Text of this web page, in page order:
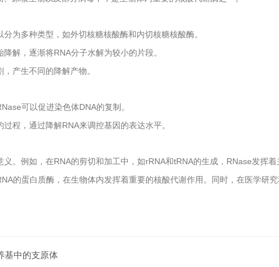
分为多种类型，如外切核糖核酸酶和内切核糖核酸酶。
降解，逐渐将RNA分子水解为较小的片段。
，产生不同的降解产物。
可以促进染色体DNA的复制。
过程，通过降解RNA来调控基因的表达水平。
义。例如，在RNA的剪切和加工中，如rRNA和tRNA的生成， RNase发挥着
的蛋白质酶，在生物体内发挥着重要的核酸代谢作用。同时，在医学研究
基中的支原体